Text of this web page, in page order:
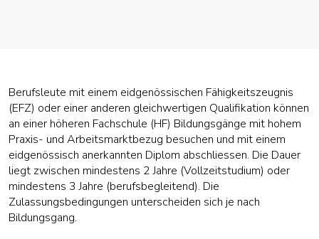
Berufsleute mit einem eidgenössischen Fähigkeitszeugnis
(EFZ) oder einer anderen gleichwertigen Qualifikation können
an einer höheren Fachschule (HF) Bildungsgänge mit hohem
Praxis- und Arbeitsmarktbezug besuchen und mit einem
eidgenössisch anerkannten Diplom abschliessen. Die Dauer
liegt zwischen mindestens 2 Jahre (Vollzeitstudium) oder
mindestens 3 Jahre (berufsbegleitend). Die
Zulassungsbedingungen unterscheiden sich je nach
Bildungsgang.